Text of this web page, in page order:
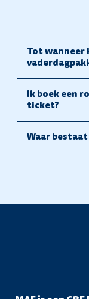
Tot wanneer
Ik boek een
ticket?
Waar